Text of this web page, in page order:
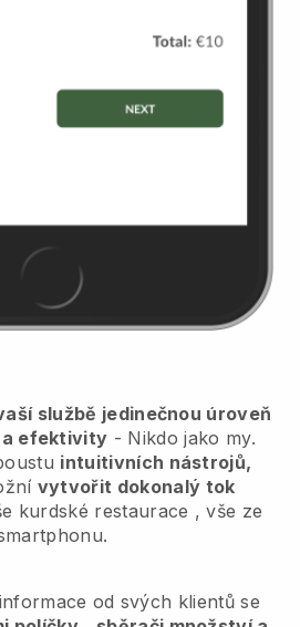
službě jedinečnou úroveň
efektivity - Nikdo jako my.
intuitivních nástrojů,
vytvořit dokonalý tok
kurdské restaurace , vše ze
od svých klientů se